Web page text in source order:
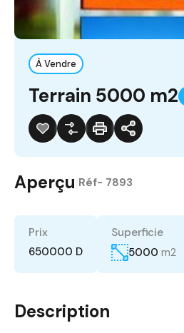
À Vendre
Terrain 5000 m2
Aperçu Réf- 7893
Prix
650000 D
Superficie
5000 m2
Description